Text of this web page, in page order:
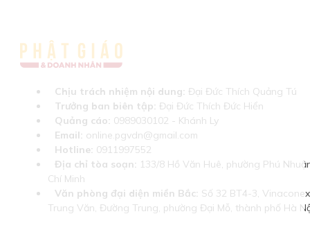
Chịu trách nhiệm nội dung: Đại Đức Thích Quảng Tú
Trưởng ban biên tập: Đại Đức Thích Đức Hiển
Quảng cáo: 0989030102 - Khánh Ly
Email: online.pgvdn@gmail.com
Hotline: 0911997552
Địa chỉ tòa soạn: 133/8 Hồ Văn Huê, phường Phú
Chí Minh
Văn phòng đại diện miền Bắc: Số 32 BT4-3,
Trung Văn, Đường Trung, phường Đại Mỗ, thành phố Hà